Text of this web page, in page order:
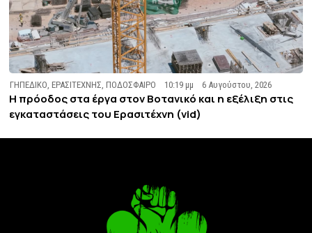
ΓΗΠΕΔΙΚΟ ,ΕΡΑΣΙΤΕΧΝΗΣ ,ΠΟΔΟΣΦΑΙΡΟ 10:19 μμ 6 Αυγούστου, 2026
Η πρόοδος στα έργα στον Βοτανικό και η εξέλιξη στις
εγκαταστάσεις του Ερασιτέχνη (vid)